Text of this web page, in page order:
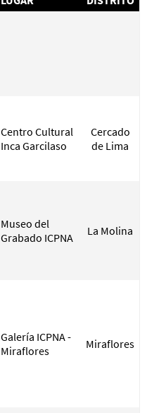
Centro Cultural
Inca Garcilaso
Cercado
de Lima
Museo del
Grabado ICPNA
La Molina
Galería ICPNA -
Miraflores
Miraflores